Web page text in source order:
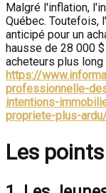
Malgré l'inflation,
Québec. Toutefois,
anticipé pour un
hausse de 28 000
acheteurs plus
https://
professionnelle-
intentions-
propriete-plus-
Les